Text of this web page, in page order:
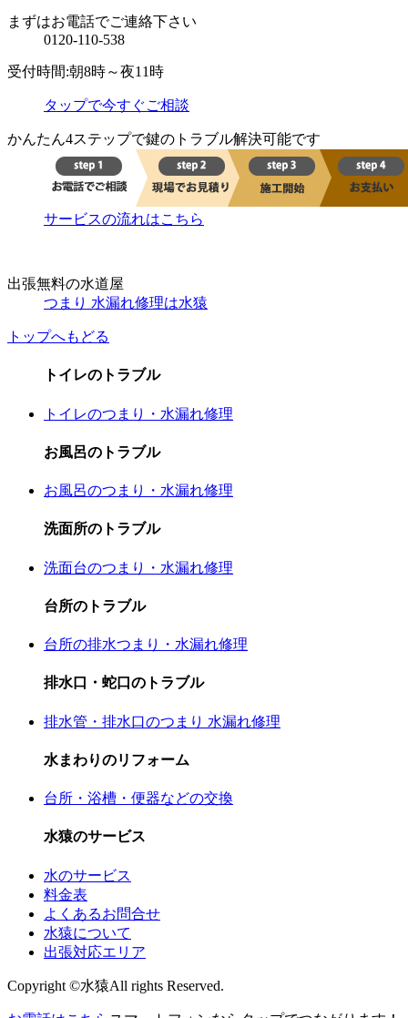
まずはお電話でご連絡下さい
0120-110-538
受付時間:朝8時～夜11時
タップで今すぐご相談
かんたん4ステップで鍵のトラブル解決可能です
サービスの流れはこちら
出張無料の水道屋
つまり 水漏れ修理は水猿
トップへもどる
トイレのトラブル
トイレのつまり・水漏れ修理
お風呂のトラブル
お風呂のつまり・水漏れ修理
洗面所のトラブル
洗面台のつまり・水漏れ修理
台所のトラブル
台所の排水つまり・水漏れ修理
排水口・蛇口のトラブル
排水管・排水口のつまり 水漏れ修理
水まわりのリフォーム
台所・浴槽・便器などの交換
水猿のサービス
水のサービス
料金表
よくあるお問合せ
水猿について
出張対応エリア
Copyright ©水猿All rights Reserved.